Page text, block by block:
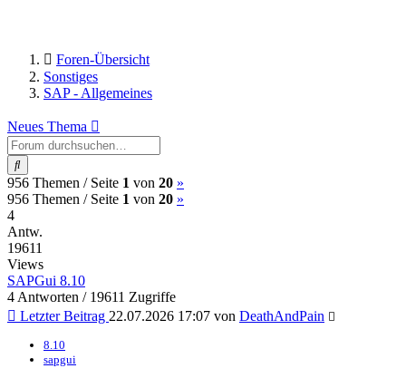
Foren-Übersicht
Sonstiges
SAP - Allgemeines
Neues Thema
Suche
956 Themen / Seite 1 von 20 (current)
»
956 Themen / Seite 1 von 20 (current)
»
4
Antw.
19611
Views
SAPGui 8.10
4 Antworten / 19611 Zugriffe
Letzter Beitrag 22.07.2026 17:07 von DeathAndPain
8.10
sapgui